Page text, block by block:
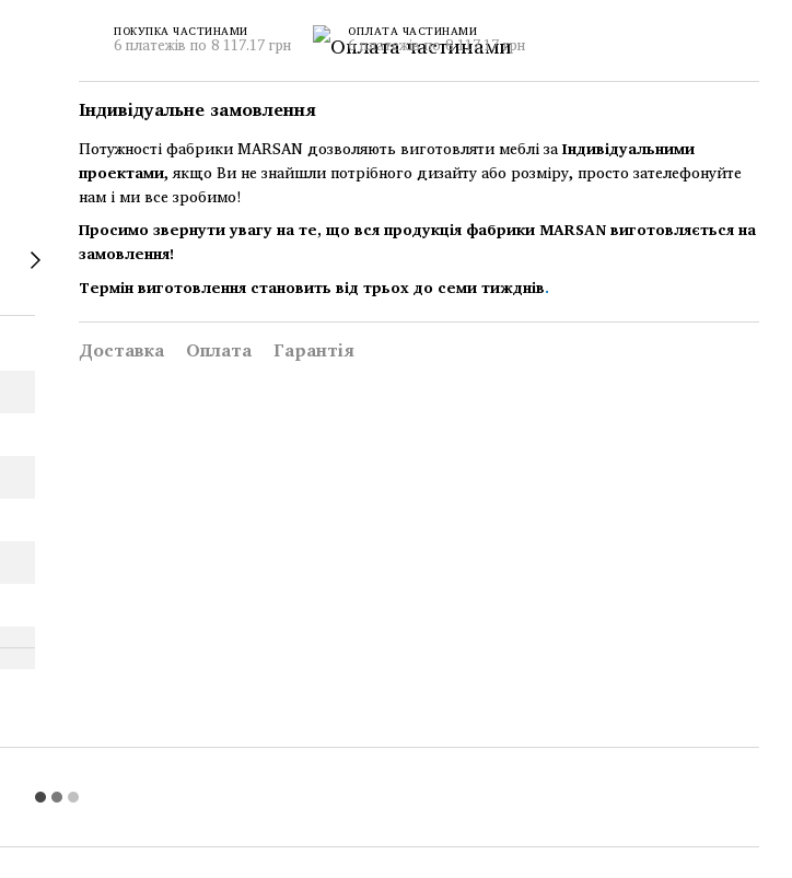
ПОКУПКА ЧАСТИНАМИ
6 платежів по 8 117.17 грн
ОПЛАТА ЧАСТИНАМИ
6 платежів по 8 117.17 грн
Індивідуальне замовлення
Потужності фабрики MARSAN дозволяють виготовляти меблі заІндивідуальними
проектами, якщо Ви не знайшли потрібного дизайту або розміру, просто зателефонуйте
нам і ми все зробимо!
Просимо звернути увагу на те, що вся продукція фабрики MARSAN виготовляється на
замовлення!
Термін виготовлення становить від трьох до семи тижднів.
Доставка Оплата Гарантія